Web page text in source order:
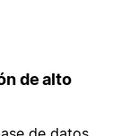
de alto